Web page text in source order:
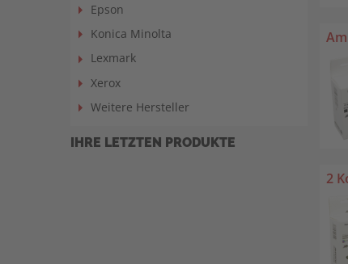
Epson
Konica Minolta
Lexmark
Xerox
Weitere Hersteller
IHRE LETZTEN PRODUKTE
2